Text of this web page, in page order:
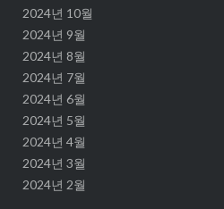
2024년 10월
2024년 9월
2024년 8월
2024년 7월
2024년 6월
2024년 5월
2024년 4월
2024년 3월
2024년 2월